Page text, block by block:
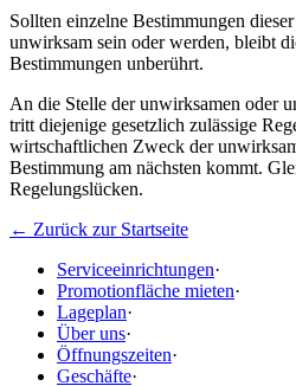
Sollten einzelne Bestimmungen
unwirksam sein oder werden, bleibt
Bestimmungen unberührt.
An die Stelle der unwirksamen oder
tritt diejenige gesetzlich zulässige
wirtschaftlichen Zweck der
Bestimmung am nächsten kommt.
Regelungslücken.
← Zurück zur Startseite
Serviceeinrichtungen·
Promotionfläche mieten·
Lageplan·
Über uns·
Öffnungszeiten·
Geschäfte·